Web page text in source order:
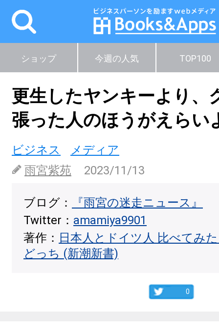
ショップ 今週の人気 TOP100
更生したヤンキーより、
張った人のほうがえらい
ビジネス
メディア
雨宮紫苑
2023/11/13
ブログ：
『雨宮の迷走ニュース』
Twitter： amamiya9901
著作： 日本人とドイツ人 比べてみ
どっち (新潮新書)
0